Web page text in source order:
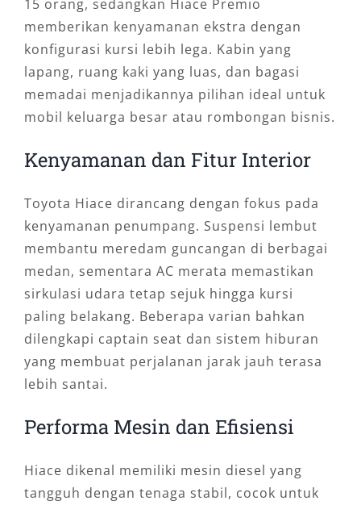
15 orang, sedangkan Hiace Premio
memberikan kenyamanan ekstra dengan
konfigurasi kursi lebih lega. Kabin yang
lapang, ruang kaki yang luas, dan bagasi
memadai menjadikannya pilihan ideal untuk
mobil keluarga besar atau rombongan bisnis.
Kenyamanan dan Fitur Interior
Toyota Hiace dirancang dengan fokus pada
kenyamanan penumpang. Suspensi lembut
membantu meredam guncangan di berbagai
medan, sementara AC merata memastikan
sirkulasi udara tetap sejuk hingga kursi
paling belakang. Beberapa varian bahkan
dilengkapi captain seat dan sistem hiburan
yang membuat perjalanan jarak jauh terasa
lebih santai.
Performa Mesin dan Efisiensi
Hiace dikenal memiliki mesin diesel yang
tangguh dengan tenaga stabil, cocok untuk